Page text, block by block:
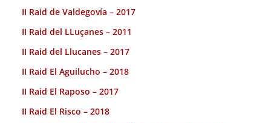
II Raid de Valdegovía – 2017
II Raid del LLuçanes – 2011
II Raid del Llucanes – 2017
II Raid El Aguilucho – 2018
II Raid El Raposo – 2017
II Raid El Risco – 2018